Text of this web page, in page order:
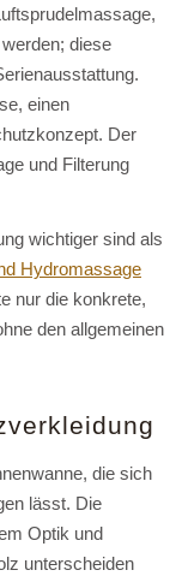
diese
einen
Der
und Filterung
wichtiger sind als
Hydromassage
nur die konkrete,
den allgemeinen
die sich
lässt. Die
Optik und
unterscheiden